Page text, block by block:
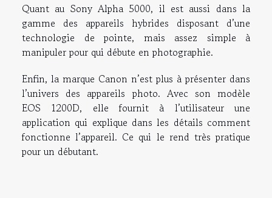
Quant au Sony Alpha 5000, il est aussi dans la
gamme des appareils hybrides disposant d’une
technologie de pointe, mais assez simple à
manipuler pour qui débute en photographie.
Enfin, la marque Canon n’est plus à présenter dans
l’univers des appareils photo. Avec son modèle
EOS 1200D, elle fournit à l’utilisateur une
application qui explique dans les détails comment
fonctionne l’appareil. Ce qui le rend très pratique
pour un débutant.